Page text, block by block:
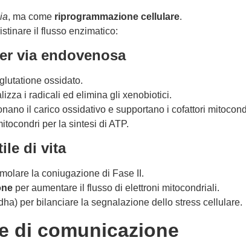
, ma come riprogrammazione cellulare.
il flusso enzimatico:
via endovenosa
ossidato.
i radicali ed elimina gli xenobiotici.
il carico ossidativo e supportano i cofattori
per la sintesi di ATP.
di vita
la coniugazione di Fase II.
per aumentare il flusso di elettroni mitocondriali.
per bilanciare la segnalazione dello stress cellulare.
di comunicazione